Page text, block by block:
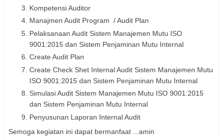
Kompetensi Auditor
Manajmen Audit Program / Audit Plan
Pelaksanaan Audit Sistem Manajemen Mutu ISO
9001:2015 dan Sistem Penjaminan Mutu Internal
Create Audit Plan
Create Check Shet Internal Audit Sistem Manajemen Mutu
ISO 9001:2015 dan Sistem Penjaminan Mutu Internal
Simulasi Audit Sistem Manajemen Mutu ISO 9001:2015
dan Sistem Penjaminan Mutu Internal
Penyusunan Laporan Internal Audit
Semoga kegiatan ini dapat bermanfaat ...amin